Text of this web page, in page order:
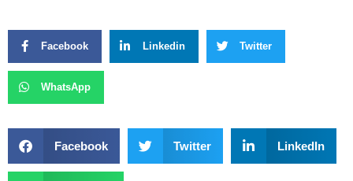
Facebook Linkedin Twitter
WhatsApp
Facebook Twitter LinkedIn